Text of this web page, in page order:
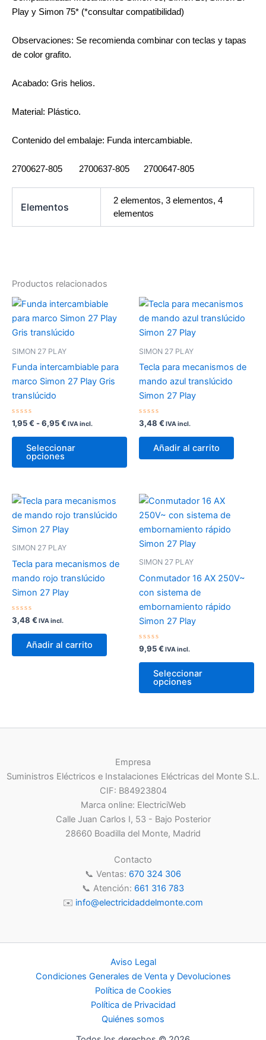
Play y Simon 75* (*consultar compatibilidad)
Observaciones: Se recomienda combinar con teclas y tapas
de color grafito.
Acabado: Gris helios.
Material: Plástico.
Contenido del embalaje: Funda intercambiable.
2700627-805 2700637-805 2700647-805
Elementos
2 elementos, 3 elementos, 4
elementos
Productos relacionados
SIMON 27 PLAY
Funda intercambiable para
marco Simon 27 Play Gris
translúcido
Valorado
con
0
1,95€ -6,95€Rango
desde
IVA incl.
Seleccionar
opciones
Este
producto
tiene
variantes.
Las
opciones
elegir
página
producto
SIMON 27 PLAY
Tecla para mecanismos de
mando azul translúcido
Simon 27 Play
Valorado
con
0
3,48 € IVA incl.
Añadir al carrito
SIMON 27 PLAY
Tecla para mecanismos de
mando rojo translúcido
Simon 27 Play
Valorado
con
0
3,48 € IVA incl.
Añadir al carrito
SIMON 27 PLAY
Conmutador 16 AX 250V~
con sistema de
embornamiento rápido
Simon 27 Play
Valorado
con
0
9,95€ IVA incl.
Seleccionar
opciones
Empresa
Suministros Eléctricos e Instalaciones Eléctricas del Monte S.L.
CIF: B84923804
Marca online: ElectriciWeb
Calle Juan Carlos I, 53 - Bajo Posterior
28660 Boadilla del Monte, Madrid
Contacto
📞 Ventas: 670 324 306
📞 Atención: 661 316 783
✉️ info@electricidaddelmonte.com
Aviso Legal
Condiciones Generales de Venta y Devoluciones
Política de Cookies
Política de Privacidad
Quiénes somos